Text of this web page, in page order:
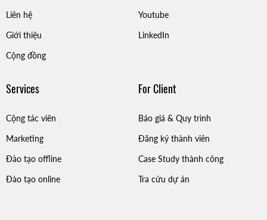
Liên hệ
Giới thiệu
Cộng đồng
Youtube
LinkedIn
Services
Cộng tác viên
Marketing
Đào tạo offline
Đào tạo online
For Client
Báo giá & Quy trình
Đăng ký thành viên
Case Study thành công
Tra cứu dự án